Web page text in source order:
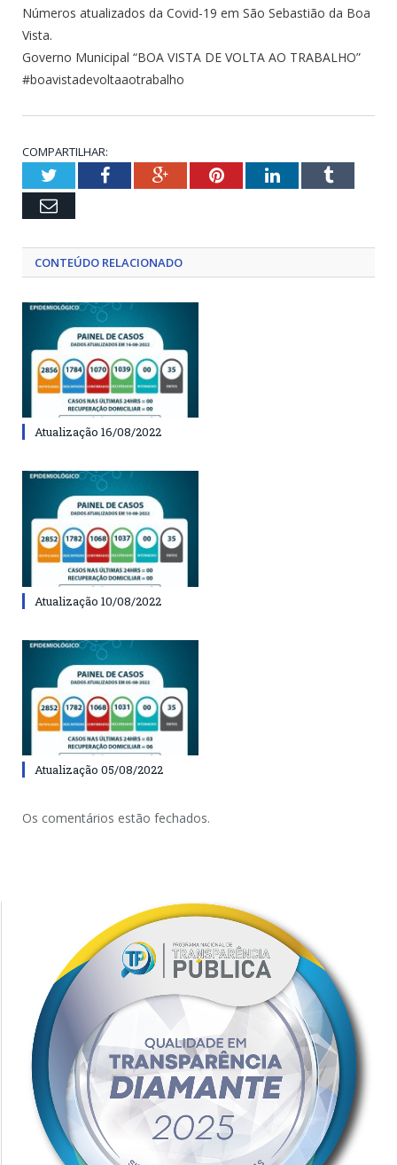
Números atualizados da Covid-19 em São Sebastião da Boa
Vista.
Governo Municipal “BOA VISTA DE VOLTA AO TRABALHO”
#boavistadevoltaaotrabalho
COMPARTILHAR:
TwitterFacebookGoogle+PinterestLinkedInTumblr
Email
CONTEÚDO RELACIONADO
Atualização 16/08/2022
Atualização 10/08/2022
Atualização 05/08/2022
Os comentários estão fechados.